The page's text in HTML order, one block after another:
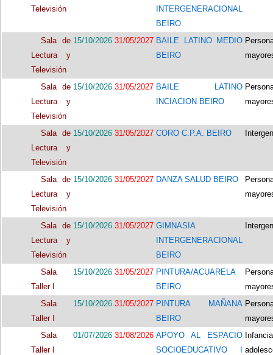
Televisión
INTERGENERACIONAL
BEIRO
Sala de
Lectura y
Televisión
15/10/2026 31/05/2027 BAILE LATINO MEDIO
BEIRO
Sala de
Lectura y
Televisión
15/10/2026 31/05/2027 BAILE LATINO
INCIACION BEIRO
Sala de
Lectura y
Televisión
15/10/2026 31/05/2027 CORO C.P.A. BEIRO
Sala de
Lectura y
Televisión
15/10/2026 31/05/2027 DANZA SALUD BEIRO
Sala de
Lectura y
Televisión
15/10/2026 31/05/2027 GIMNASIA
INTERGENERACIONAL
BEIRO
Sala
Taller I
15/10/2026 31/05/2027 PINTURA/ACUARELA
BEIRO
Sala
Taller I
15/10/2026 31/05/2027 PINTURA MAÑANA
BEIRO
Sala
Taller I
01/07/2026 31/08/2026 APOYO AL ESPACIO
SOCIOEDUCATIVO I